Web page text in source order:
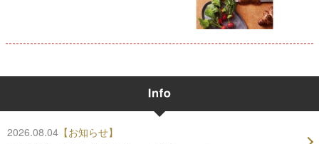
2026.08.04 【お知らせ】